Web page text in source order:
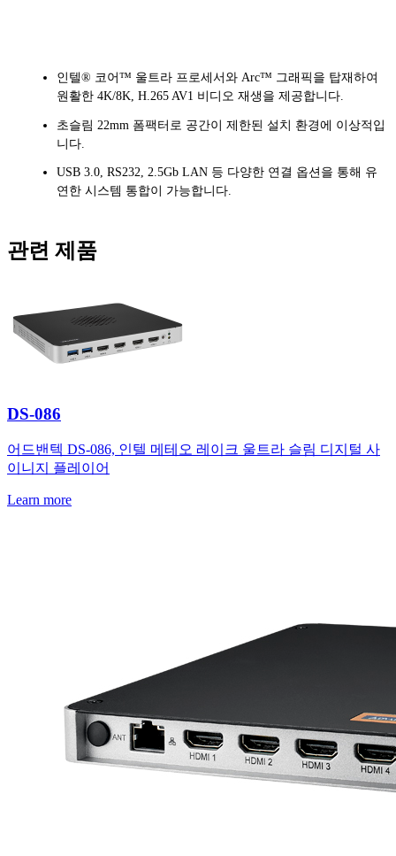
인텔® 코어™ 울트라 프로세서와 Arc™ 그래픽을 탑재하여
원활한 4K/8K, H.265 AV1 비디오 재생을 제공합니다.
초슬림 22mm 폼팩터로 공간이 제한된 설치 환경에 이상적입
니다.
USB 3.0, RS232, 2.5Gb LAN 등 다양한 연결 옵션을 통해 유
연한 시스템 통합이 가능합니다.
관련 제품
DS-086
어드밴텍 DS-086, 인텔 메테오 레이크 울트라 슬림 디지털 사
이니지 플레이어
Learn more